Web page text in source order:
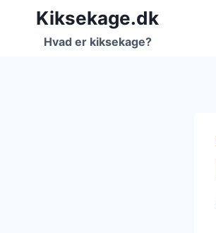
FortsætKiksekage.dk
Hvad er kiksekage?